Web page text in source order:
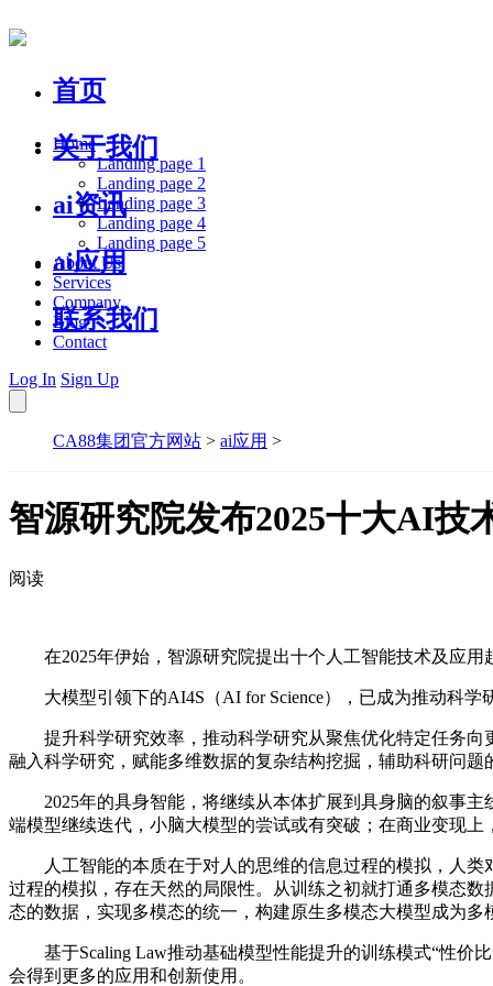
首页
关于我们
ai资讯
ai应用
联系我们
Home
Landing page 1
Landing page 2
Landing page 3
Landing page 4
Landing page 5
About Us
Services
Company
Blog
Contact
Log In Sign Up
CA88集团官方网站 > ai应用 >
智源研究院发布2025十大AI技
阅读
在2025年伊始，智源研究院提出十个人工智能技术及应用
大模型引领下的AI4S（AI for Science），已成为推动科学
提升科学研究效率，推动科学研究从聚焦优化特定任务向
融入科学研究，赋能多维数据的复杂结构挖掘，辅助科研问
2025年的具身智能，将继续从本体扩展到具身脑的叙事主
端模型继续迭代，小脑大模型的尝试或有突破；在商业变现
人工智能的本质在于对人的思维的信息过程的模拟，人类
过程的模拟，存在天然的局限性。从训练之初就打通多模态
态的数据，实现多模态的统一，构建原生多模态大模型成为多
基于Scaling Law推动基础模型性能提升的训练模式“性价比
会得到更多的应用和创新使用。